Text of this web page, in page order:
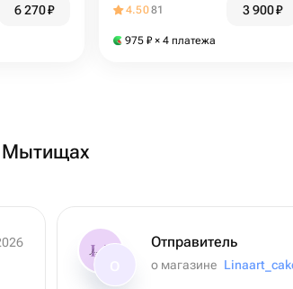
6 270₽ 4.5081 3 900₽
975 ₽ × 4 платежа
Мытищах
Отправитель
о магазине